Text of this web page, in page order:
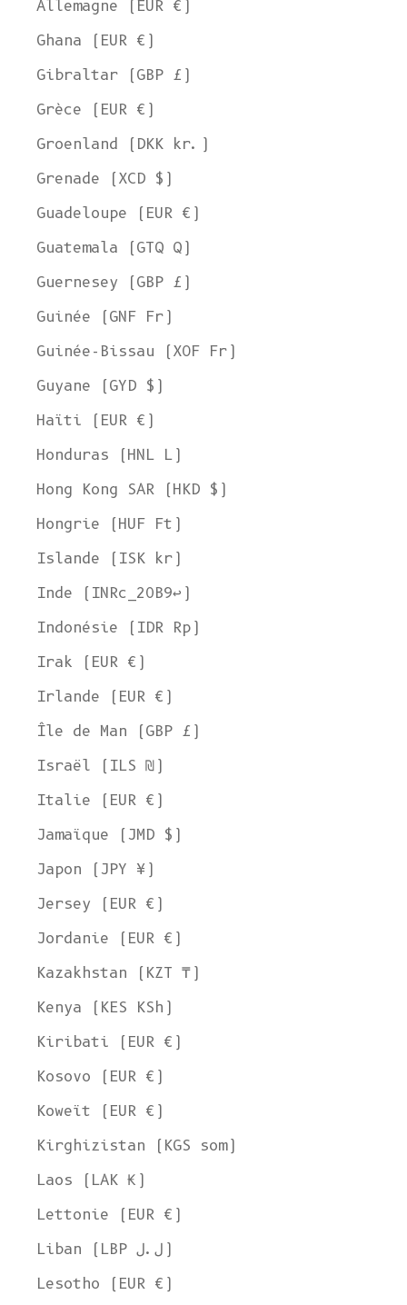
Allemagne (EUR €)
Ghana (EUR €)
Gibraltar (GBP £)
Grèce (EUR €)
Groenland (DKK kr.)
Grenade (XCD $)
Guadeloupe (EUR €)
Guatemala (GTQ Q)
Guernesey (GBP £)
Guinée (GNF Fr)
Guinée-Bissau (XOF Fr)
Guyane (GYD $)
Haïti (EUR €)
Honduras (HNL L)
Hong Kong SAR (HKD $)
Hongrie (HUF Ft)
Islande (ISK kr)
Inde (INRc_20B9↩)
Indonésie (IDR Rp)
Irak (EUR €)
Irlande (EUR €)
Île de Man (GBP £)
Israël (ILS ₪)
Italie (EUR €)
Jamaïque (JMD $)
Japon (JPY ¥)
Jersey (EUR €)
Jordanie (EUR €)
Kazakhstan (KZT ₸)
Kenya (KES KSh)
Kiribati (EUR €)
Kosovo (EUR €)
Koweït (EUR €)
Kirghizistan (KGS som)
Laos (LAK ₭)
Lettonie (EUR €)
Liban (LBP ل.ل)
Lesotho (EUR €)